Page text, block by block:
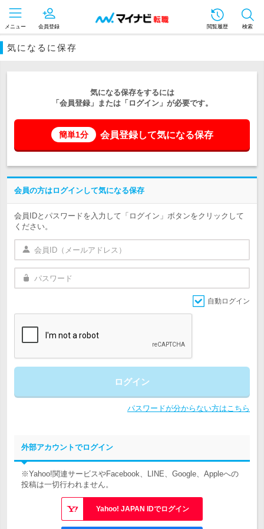
メニュー 会員登録 閲覧履歴 検索
気になるに保存
気になる保存をするには
「会員登録」または「ログイン」が必要です。
簡単1分 会員登録して気になる保存
会員の方はログインして気になる保存
会員IDとパスワードを入力して「ログイン」ボタンをクリックして
ください。
自動ログイン
ログイン
パスワードが分からない方はこちら
外部アカウントでログイン
※Yahoo!関連サービスやFacebook、LINE、Google、Appleへの
投稿は一切行われません。
Yahoo! JAPAN IDでログイン